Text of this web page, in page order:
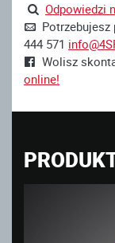
Odpowiedzi
Potrzebujesz
444 571
Wolisz
online!